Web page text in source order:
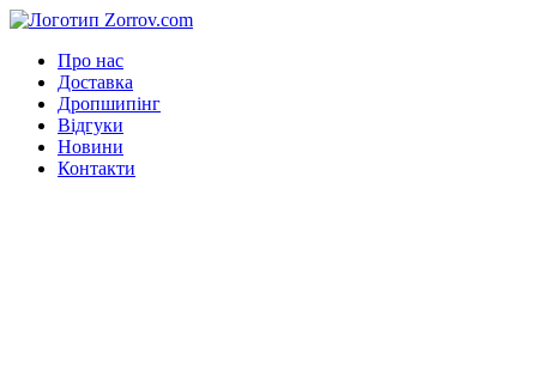
Про нас
Доставка
Дропшипінг
Відгуки
Новини
Контакти